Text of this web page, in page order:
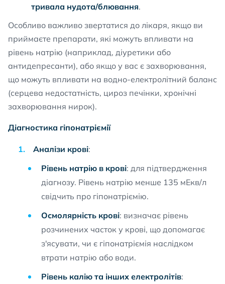
тривала нудота/блювання.
Особливо важливо звертатися до лікаря, якщо ви
приймаєте препарати, які можуть впливати на
рівень натрію (наприклад, діуретики або
антидепресанти), або якщо у вас є захворювання,
що можуть впливати на водно-електролітний баланс
(серцева недостатність, цироз печінки, хронічні
захворювання нирок).
Діагностика гіпонатріємії
Аналізи крові:
Рівень натрію в крові: для підтвердження
діагнозу. Рівень натрію менше 135 мЕкв/л
свідчить про гіпонатріємію.
Осмолярність крові: визначає рівень
розчинених часток у крові, що допомагає
з'ясувати, чи є гіпонатріємія наслідком
втрати натрію або води.
Рівень калію та інших електролітів: